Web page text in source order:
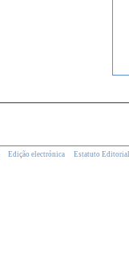
Edição electrónica Estatuto Editorial